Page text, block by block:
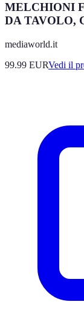
MELCHIONI
DA TAVOLO,
mediaworld.it
99.99 EURVedi il